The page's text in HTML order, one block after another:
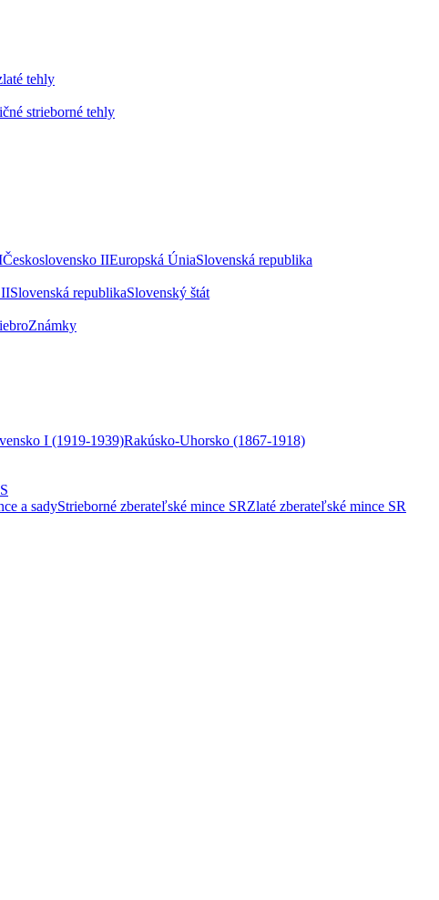
tehly
strieborné tehly
Československo IIEuropská ÚniaSlovenská republika
IISlovenská republikaSlovenský štát
Známky
I (1919-1939)Rakúsko-Uhorsko (1867-1918)
a sadyStrieborné zberateľské mince SRZlaté zberateľské mince SR